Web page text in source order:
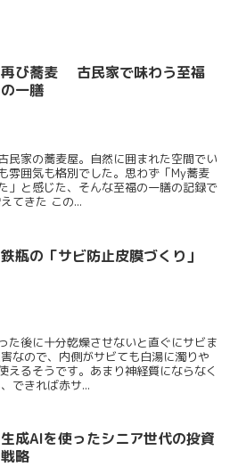
再び蕎麦 古民家で味わう至福
の一膳
民家の蕎麦屋。自然に囲まれた空間でい
雰囲気も格別でした。思わず「My蕎麦
」と感じた、そんな至福の一膳の記録で
てきた この...
鉄瓶の「サビ防止皮膜づくり」
た後に十分乾燥させないと直ぐにサビま
なので、内側がサビても白湯に濁りや
えるそうです。あまり神経質にならなく
できれば赤サ...
生成AIを使ったシニア世代の投資
戦略